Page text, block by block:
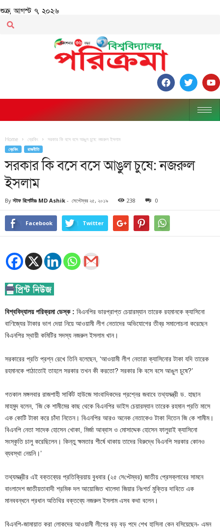
শুক্র, আগস্ট ৭, ২০২৬
Home ব্রেকিং সরকার কি বসে বসে আঙুল চুষে: নজরুল ইসলাম
ব্রেকিং রাজনীতি
সরকার কি বসে বসে আঙুল চুষে: নজরুল
ইসলাম
By স্টাফ রিপোর্টারঃ MD Ashik - সেপ্টেম্বর ২৫, ২০১৯ 238 0
Facebook Twitter
বিশ্ববিদ্যালয় পরিক্রমা ডেস্ক : বিএনপির ভারপ্রাপ্ত চেয়ারম্যান তারেক রহমানকে ক্যাসিনো
বাণিজ্যের টাকার ভাগ দেয়া নিয়ে আওয়ামী লীগ নেতাদের অভিযোগের তীব্র সমালোচনা করেছেন
বিএন‌পির স্থায়ী ক‌মি‌টির সদস্য নজরুল ইসলাম খান।
সরকারের প্রতি প্রশ্ন রেখে তিনি বলেছেন, ‘আওয়ামী লীগ নেতারা ক্যাসিনোর টাকা যদি তারেক
রহমানকে পাঠাতোই তাহলে সরকার তখন কী করতো? সরকার কি বসে বসে আঙুল চুষে?’
গতকাল মঙ্গলবার রাজশাহী সার্কিট হাউজে সাংবাদিকদের প্রশ্নের জবাবে তথ্যমন্ত্রী ড. হাছান
মাহমুদ বলেন, ‘জি কে শামীমের কাছ থেকে বিএনপির ভাইস চেয়ারম্যান তারেক রহমান প্রতি মাসে
এক কোটি টাকা করে চাঁদা নিতেন। বিএনপির আরও অনেক নেতাকেও টাকা দিতেন জি কে শামীম।
বিএনপি নেতা সাদেক হোসেন খোকা, মির্জা আব্বাস ও মোসাদ্দেক হোসেন ফালুরাই ক্যাসিনো
সংস্কৃতি চালু করেছিলেন। কিন্তু ক্ষমতার শীর্ষে থাকায় তাদের বিরুদ্ধে বিএনপি সরকার কোনও
ব্যবস্থা নেয়নি।’
তথ্যমন্ত্রীর এই বক্তব্যের প্রতিক্রিয়ায় বুধবার (২৫ সে‌প্টেম্বর) জাতীয় প্রেসক্লাবের সামনে
বাংলাদেশ জাতীয়তাবাদী শ্রমিক দল আয়োজিত খালেদা জিয়ার নিঃশর্ত মুক্তির দাবিতে এক
মানববন্ধনে প্রধান অতিথির বক্তব্যে নজরুল ইসলাম এসব কথা বলেন।
বিএনপি-জামায়াত করা লোকদের আওয়ামী লীগের বড় বড় পদে শেখ হাসিনা কেন বসিয়েছেন- এমন